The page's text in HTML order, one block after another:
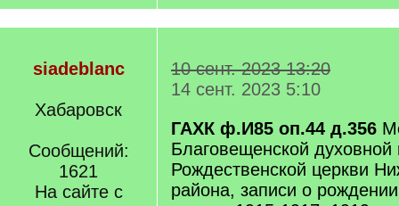
siadeblanc
Хабаровск
Сообщений:
1621
На сайте с
10 сент. 2023 13:20
14 сент. 2023 5:10
ГАХК ф.И85 оп.44 д.356
Благовещенской духовной
Рождественской церкви
района, записи о